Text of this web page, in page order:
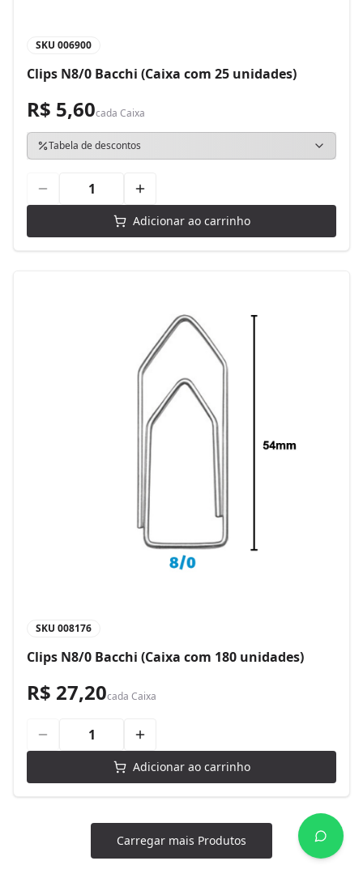
SKU 006900
Clips N8/0 Bacchi (Caixa com 25 unidades)
R$ 5,60cada Caixa
Tabela de descontos
Adicionar ao carrinho
SKU 008176
Clips N8/0 Bacchi (Caixa com 180 unidades)
R$ 27,20cada Caixa
Adicionar ao carrinho
Carregar mais Produtos